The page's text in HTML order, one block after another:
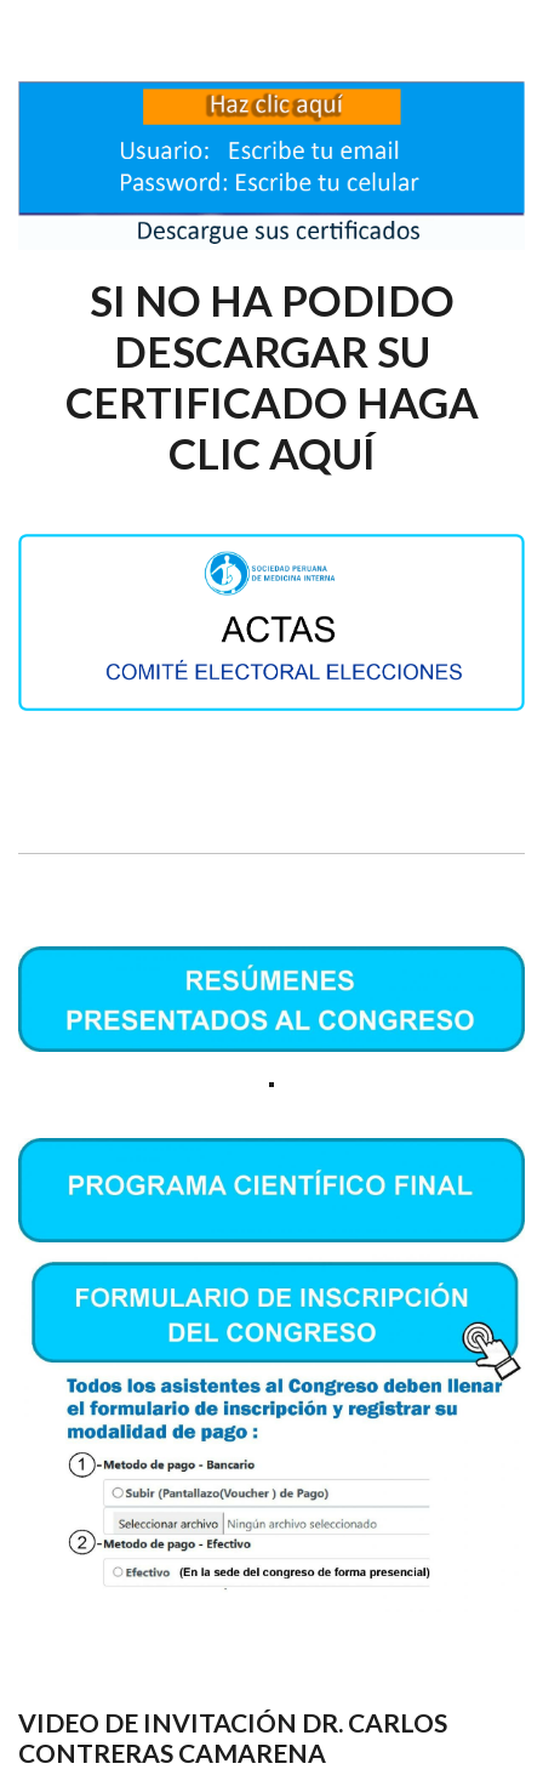
SI NO HA PODIDO
DESCARGAR SU
CERTIFICADO HAGA
CLIC AQUÍ
VIDEO DE INVITACIÓN DR. CARLOS
CONTRERAS CAMARENA